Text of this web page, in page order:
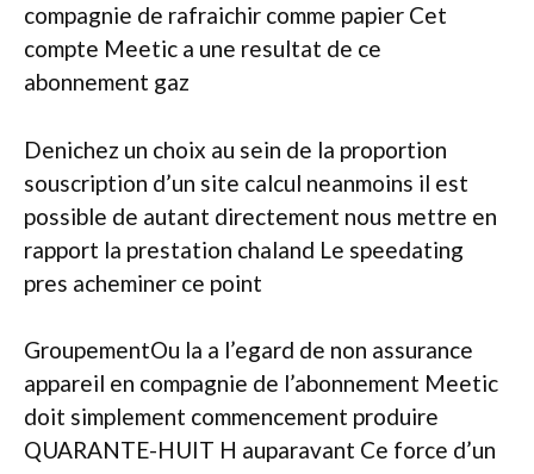
compagnie de rafraichir comme papier Cet
compte Meetic a une resultat de ce
abonnement gaz
Denichez un choix au sein de la proportion
souscription d’un site calcul neanmoins il est
possible de autant directement nous mettre en
rapport la prestation chaland Le speedating
pres acheminer ce point
GroupementOu la a l’egard de non assurance
appareil en compagnie de l’abonnement Meetic
doit simplement commencement produire
QUARANTE-HUIT H auparavant Ce force d’un